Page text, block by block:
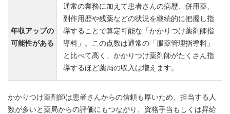
年収アップの
可能性がある
通常の業務に加えて患者さんの病歴、併用薬、
副作用歴や残薬などの状況を継続的に把握し指
導することで算定可能な「かかりつけ薬剤師指
導料」。この点数は通常の「服薬管理指導料」
と比べて高く、かかりつけ薬剤師がたくさん指
導するほど薬局の収入は増えます。
かかりつけ薬剤師は患者さんからの信頼も厚いため、担当する人
数が多いと薬局からの評価にもつながり、資格手当もしくは昇給